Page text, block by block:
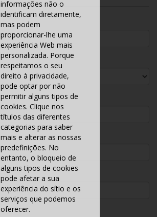
informações não o
identificam diretamente,
mas podem
proporcionar-lhe uma
experiência Web mais
personalizada. Porque
respeitamos o seu
direito à privacidade,
pode optar por não
permitir alguns tipos de
cookies. Clique nos
títulos das diferentes
categorias para saber
mais e alterar as nossas
predefinições. No
entanto, o bloqueio de
alguns tipos de cookies
pode afetar a sua
experiência do sítio e os
serviços que podemos
oferecer.